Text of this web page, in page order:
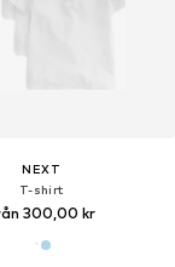
NEXT
T-shirt
300,00 kr